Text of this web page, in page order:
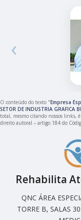
‹
O conteúdo do texto "Empresa
SETOR DE INDUSTRIA GRAFICA
total, mesmo citando nossos links,
direito autoral – artigo 184 do
Rehabilita
QNC ÁREA
TORRE B, SALAS